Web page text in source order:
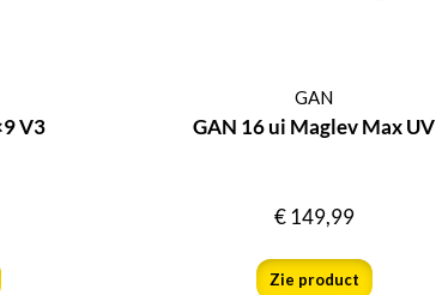
V3
GAN
GAN 16 ui Maglev Max UV
€149,99
Zie product